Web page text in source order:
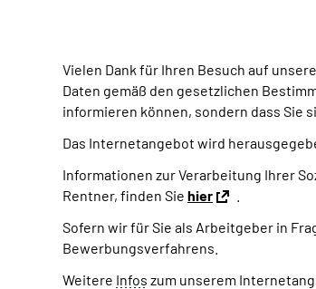
Vielen Dank für Ihren Besuch auf
Daten gemäß den gesetzlichen
informieren können, sondern dass Sie
Das Internetangebot wird
Informationen zur Verarbeitung Ihrer
Rentner, finden Sie hier
Sofern wir für Sie als Arbeitgeber in
Bewerbungsverfahrens.
Weitere Infos zum unserem